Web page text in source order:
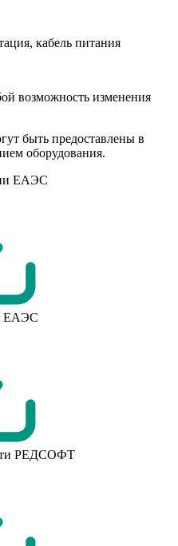
кабель питания
возможность изменения
быть предоставлены в
оборудования.
ЕАЭС
ЕАЭС
РЕДСОФТ